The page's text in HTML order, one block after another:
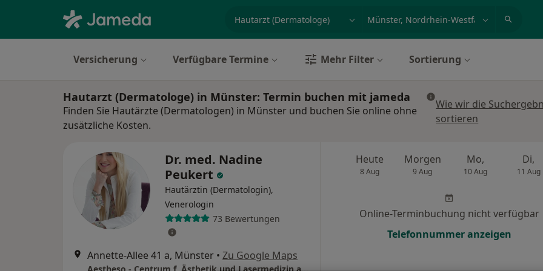
Versicherung Verfügbare Termine Mehr Filter Sortierung
Hautarzt (Dermatologe) in Münster: Termin buchen mit jameda
Finden Sie Hautärzte (Dermatologen) in Münster und buchen Sie online ohne
zusätzliche Kosten.
Wie wir die
sortieren
Dr. med. Nadine
Peukert
Hautärztin (Dermatologin),
Venerologin
73 Bewertungen
Annette-Allee 41 a, Münster • Zu Google Maps
Heute
8 Aug
Morgen
9 Aug
Mo,
10 Aug
Di,
11 Aug
Online-Terminbuchung nicht verfügbar
Telefonnummer anzeigen